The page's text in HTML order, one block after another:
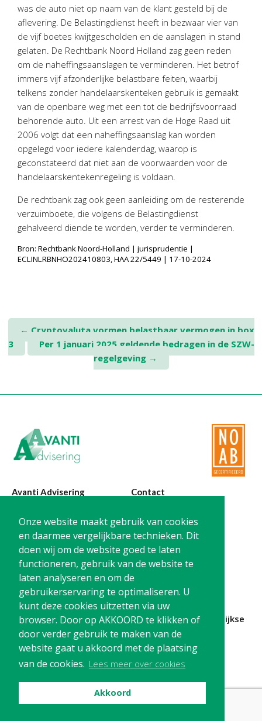
Onze website maakt gebruik van cookies
en daarmee vergelijkbare technieken. Dit
doen wij om de website goed te laten
functioneren, gebruik van de website te
laten analyseren en om de
gebruikerservaring te optimaliseren. U
kunt deze cookies uitzetten via uw
browser. Door op AKKOORD te klikken of
door verder gebruik te maken van de
website gaat u akkoord met de plaatsing
van de cookies. Lees meer over cookies
Akkoord
Online Salaris – Salarissen
Nextens-Accorderen aangiften
was de auto niet op naam van de klant gesteld bij de
aflevering. De Belastingdienst heeft in bezwaar vier van
de vijf boetes kwijtgescholden en de aanslagen in stand
gelaten. De Rechtbank Noord Holland zag geen reden
om de naheffingsaanslagen te verminderen. Het betrof
immers vijf afzonderlijke belastbare feiten, waarbij
telkens zonder handelaarskenteken gebruik is gemaakt
van de openbare weg met een tot de bedrijfsvoorraad
behorende auto. Uit een arrest van de Hoge Raad uit
2006 volgt dat een naheffingsaanslag kan worden
opgelegd voor iedere kalenderdag, waarop is
geconstateerd dat niet aan de voorwaarden voor de
handelaarskentekenregeling is voldaan.
De rechtbank zag ook geen aanleiding om de resterende
verzuimboete, die volgens de Belastingdienst
gehalveerd diende te worden, verder te verminderen.
Bron: Rechtbank Noord-Holland | jurisprudentie |
ECLINLRBNHO202410803, HAA 22/5449 | 17-10-2024
Post
navigation
← Cryptovaluta vormen belastbaar vermogen in box
3
Per 1 januari 2025 geldende bedragen in de SZW-
regelgeving →
Avanti Advisering
Poelstraat 4
1441 RR Purmerend
Contact
T: 0299-420870
@:
info@avanti-
advisering.nl
BTW: NL861212733B01
Blijf op de hoogte en schrijf je in voor onze maandelijkse
nieuwsbrief
Schrijf me in!
Privacy Cookies
Disclaimer